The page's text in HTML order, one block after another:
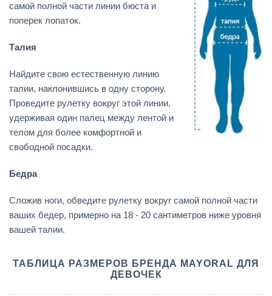
самой полной части линии бюста и
поперек лопаток.
Талия
Найдите свою естественную линию
талии, наклонившись в одну сторону.
Проведите рулетку вокруг этой линии,
удерживая один палец между лентой и
телом для более комфортной и
свободной посадки.
Бедра
Сложив ноги, обведите рулетку вокруг самой полной части
ваших бедер, примерно на 18 - 20 сантиметров ниже уровня
вашей талии.
ТАБЛИЦА РАЗМЕРОВ БРЕНДА MAYORAL ДЛЯ
ДЕВОЧЕК